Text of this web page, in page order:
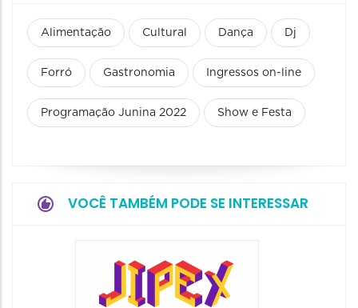
Alimentação Cultural Dança Dj
Forró Gastronomia Ingressos on-line
Programação Junina 2022 Show e Festa
VOCÊ TAMBÉM PODE SE INTERESSAR